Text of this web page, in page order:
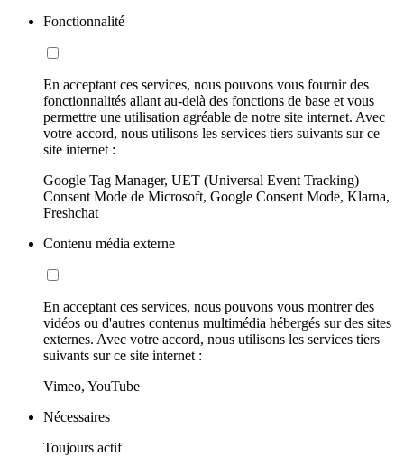
Fonctionnalité
En acceptant ces services, nous pouvons vous fournir des
fonctionnalités allant au-delà des fonctions de base et vous
permettre une utilisation agréable de notre site internet. Avec
votre accord, nous utilisons les services tiers suivants sur ce
site internet :
Google Tag Manager, UET (Universal Event Tracking)
Consent Mode de Microsoft, Google Consent Mode, Klarna,
Freshchat
Contenu média externe
En acceptant ces services, nous pouvons vous montrer des
vidéos ou d'autres contenus multimédia hébergés sur des sites
externes. Avec votre accord, nous utilisons les services tiers
suivants sur ce site internet :
Vimeo, YouTube
Nécessaires
Toujours actif